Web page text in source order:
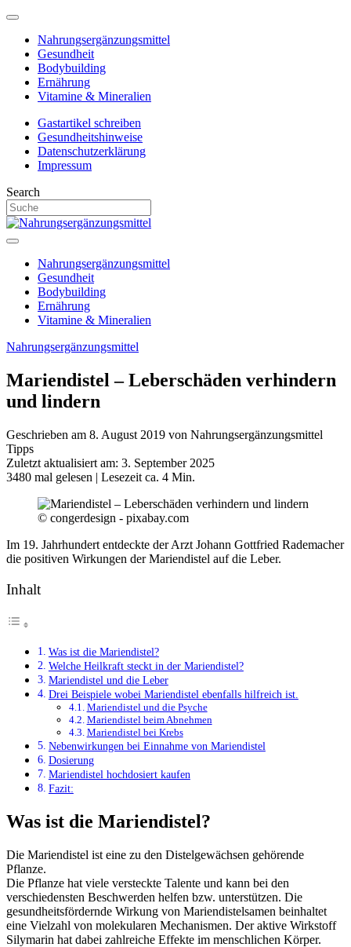
Nahrungsergänzungsmittel
Gesundheit
Bodybuilding
Ernährung
Vitamine & Mineralien
Gastartikel schreiben
Gesundheitshinweise
Datenschutzerklärung
Impressum
Search
Nahrungsergänzungsmittel
Gesundheit
Bodybuilding
Ernährung
Vitamine & Mineralien
Nahrungsergänzungsmittel
Mariendistel – Leberschäden verhindern
und lindern
Geschrieben am 8. August 2019 von Nahrungsergänzungsmittel
Tipps
Zuletzt aktualisiert am: 3. September 2025
3480 mal gelesen | Lesezeit ca. 4 Min.
© congerdesign - pixabay.com
Im 19. Jahrhundert entdeckte der Arzt Johann Gottfried Rademacher
die positiven Wirkungen der Mariendistel auf die Leber.
Inhalt
Was ist die Mariendistel?
Welche Heilkraft steckt in der Mariendistel?
Mariendistel und die Leber
Drei Beispiele wobei Mariendistel ebenfalls hilfreich ist.
Mariendistel und die Psyche
Mariendistel beim Abnehmen
Mariendistel bei Krebs
Nebenwirkungen bei Einnahme von Mariendistel
Dosierung
Mariendistel hochdosiert kaufen
Fazit:
Was ist die Mariendistel?
Die Mariendistel ist eine zu den Distelgewächsen gehörende
Pflanze.
Die Pflanze hat viele versteckte Talente und kann bei den
verschiedensten Beschwerden helfen bzw. unterstützen. Die
gesundheitsfördernde Wirkung von Mariendistelsamen beinhaltet
eine Vielzahl von molekularen Mechanismen. Der aktive Wirkstoff
Silymarin hat dabei zahlreiche Effekte im menschlichen Körper.